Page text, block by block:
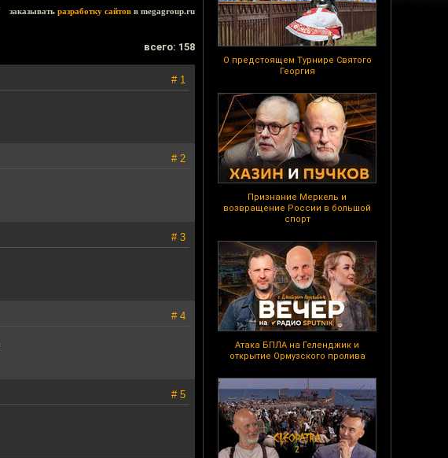
О предстоящем Турнире Святого
Георгия
Признание Меркель и
возвращение России в большой
спорт
Атака БПЛА на Геленджик и
открытие Ормузского пролива
заказывать разработку сайтов в megagroup.ru
всего: 158
# 1
# 2
# 3
# 4
# 5